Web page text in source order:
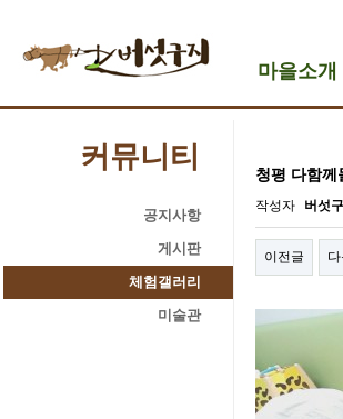
마을소개
커뮤니티
공지사항
게시판
체험갤러리
미술관
청평 다함께
작성자 버섯
이전글